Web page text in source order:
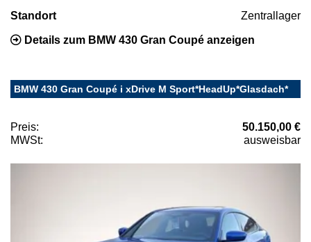
Standort Zentrallager
Details zum BMW 430 Gran Coupé anzeigen
BMW 430 Gran Coupé i xDrive M Sport*HeadUp*Glasdach*
Preis:
50.150,00 €
MWSt:
ausweisbar